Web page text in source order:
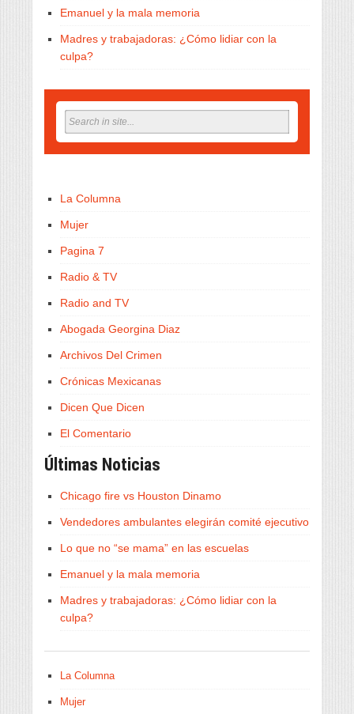
Emanuel y la mala memoria
Madres y trabajadoras: ¿Cómo lidiar con la
culpa?
La Columna
Mujer
Pagina 7
Radio & TV
Radio and TV
Abogada Georgina Diaz
Archivos Del Crimen
Crónicas Mexicanas
Dicen Que Dicen
El Comentario
Últimas Noticias
Chicago fire vs Houston Dinamo
Vendedores ambulantes elegirán comité ejecutivo
Lo que no “se mama” en las escuelas
Emanuel y la mala memoria
Madres y trabajadoras: ¿Cómo lidiar con la
culpa?
La Columna
Mujer